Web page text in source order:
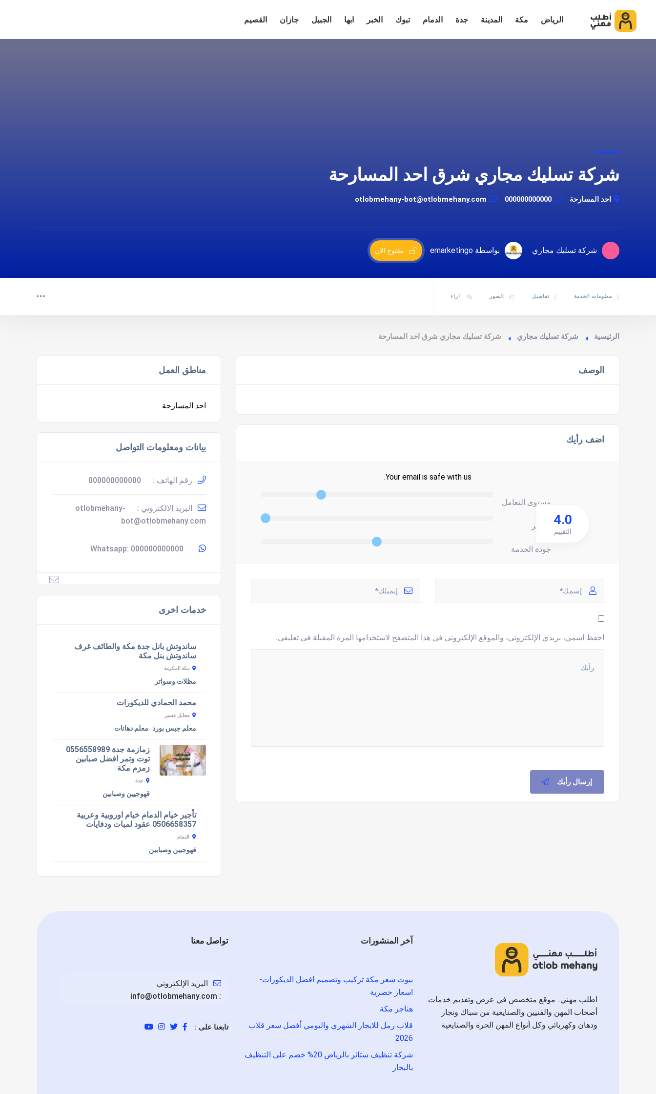
الرياض مكة المدينة جدة الدمام تبوك الخبر ابها الجبيل جازان القصيم
شركة تسليك مجاري شرق احد المسارحة
احد المسارحة 000000000000
otlobmehany-bot@otlobmehany.com
شركة تسليك مجاري بواسطة emarketingo مفتوح الان
معلومات الخدمة تفاصيل الصور اراء
الرئيسية شركة تسليك مجاري شركة تسليك مجاري شرق احد المسارحة
الوصف
اضف رأيك
Your email is safe with us.
مستوى التعامل
السعر
جودة الخدمة
4.0
التقييم
احفظ اسمي، بريدي الإلكتروني، والموقع الإلكتروني في هذا المتصفح لاستخدامها المرة المقبلة في تعليقي.
إرسال رأيك
مناطق العمل
احد المسارحة
بيانات ومعلومات التواصل
رقم الهاتف : 000000000000
البريد الالكتروني :
otlobmehany-
bot@otlobmehany.com
000000000000
خدمات اخرى
ساندوتش بانل جدة مكة والطائف غرف
ساندوتش بنل مكة
مكة المكرمة
مظلات وسواتر
محمد الحمادي للديكورات
محايل عسير
معلم جبس بورد معلم دهانات
زمازمة جدة 0556558989
توت وتمر افضل صبابين
زمزم مكة
جدة
قهوجيين وصبابين
تأجير خيام الدمام خيام اوروبية وعربية
0506658357 عقود لمبات ودفايات
الدمام
قهوجيين وصبابين
اطلب مهني.. موقع متخصص في عرض وتقديم خدمات
أصحاب المهن والفنيين والصنايعية من سباك ونجار
ودهان وكهربائي وكل أنواع المهن الحرة والصنايعية
آخر المنشورات
بيوت شعر مكة تركيب وتصميم افضل الديكورات-
اسعار حصرية
هناجر مكة
قلاب رمل للايجار الشهري واليومي أفضل سعر قلاب
2026
شركة تنظيف ستائر بالرياض 20% خصم على التنظيف
بالبخار
تواصل معنا
البريد الإلكتروني
:
info@otlobmehany.com
تابعنا على :